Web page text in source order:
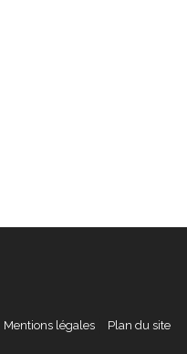
Mentions légales Plan du site